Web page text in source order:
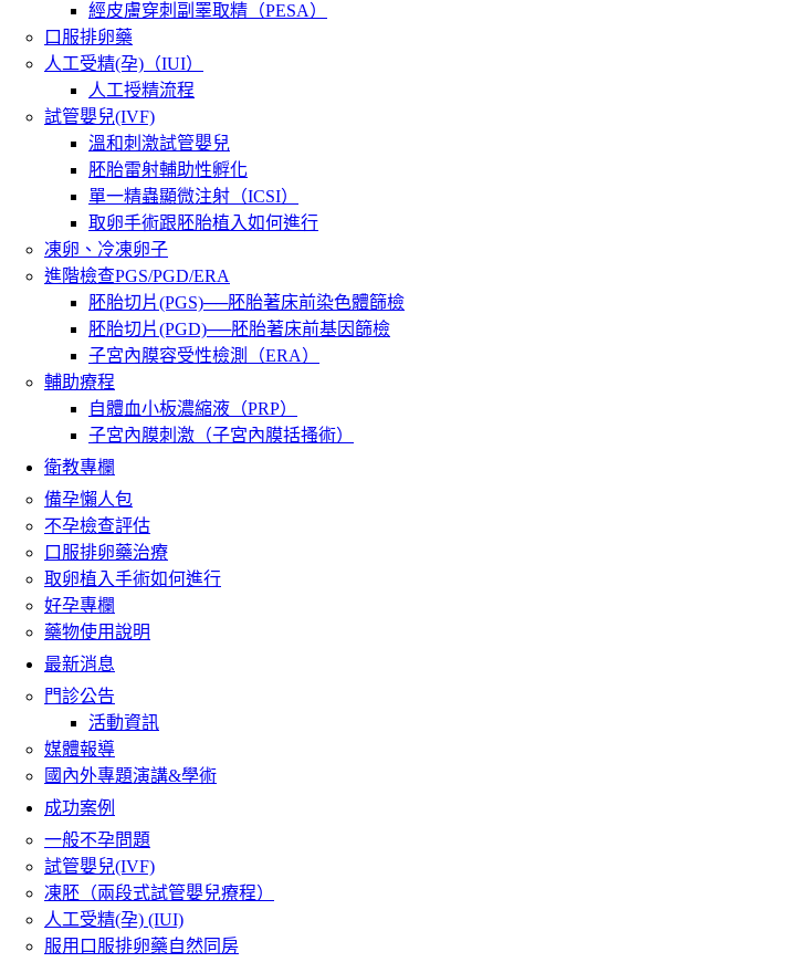
經皮膚穿刺副睪取精（PESA）
口服排卵藥
人工受精(孕)（IUI）
人工授精流程
試管嬰兒(IVF)
溫和刺激試管嬰兒
胚胎雷射輔助性孵化
單一精蟲顯微注射（ICSI）
取卵手術跟胚胎植入如何進行
凍卵、冷凍卵子
進階檢查PGS/PGD/ERA
胚胎切片(PGS)──胚胎著床前染色體篩檢
胚胎切片(PGD)──胚胎著床前基因篩檢
子宮內膜容受性檢測（ERA）
輔助療程
自體血小板濃縮液（PRP）
子宮內膜刺激（子宮內膜括搔術）
衛教專欄
備孕懶人包
不孕檢查評估
口服排卵藥治療
取卵植入手術如何進行
好孕專欄
藥物使用說明
最新消息
門診公告
活動資訊
媒體報導
國內外專題演講&學術
成功案例
一般不孕問題
試管嬰兒(IVF)
凍胚（兩段式試管嬰兒療程）
人工受精(孕) (IUI)
服用口服排卵藥自然同房